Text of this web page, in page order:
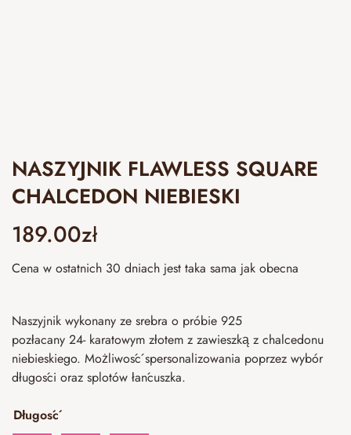
NASZYJNIK FLAWLESS SQUARE
CHALCEDON NIEBIESKI
189.00zł
Cena w ostatnich 30 dniach jest taka sama jak obecna
Naszyjnik wykonany ze srebra o próbie 925
pozłacany 24- karatowym złotem z zawieszką z chalcedonu
niebieskiego. Możliwość spersonalizowania poprzez wybór
długości oraz splotów łańcuszka.
Długość